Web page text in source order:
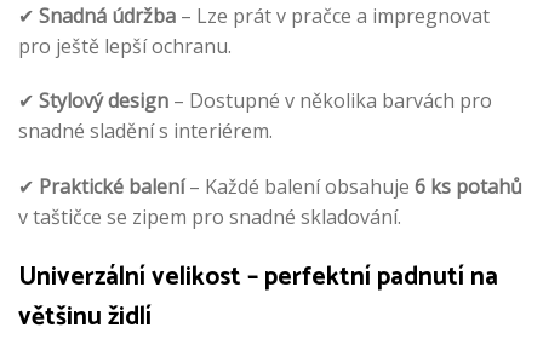
✔ Snadná údržba – Lze prát v pračce a impregnovat
pro ještě lepší ochranu.
✔ Stylový design – Dostupné v několika barvách pro
snadné sladění s interiérem.
✔ Praktické balení– Každé balení obsahuje 6 ks potahů
v taštičce se zipem pro snadné skladování.
Univerzální velikost – perfektní padnutí na
většinu židlí